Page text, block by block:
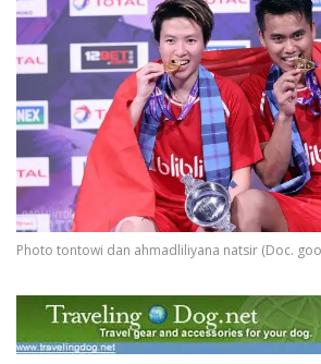
Photo tontowi dan ahmadliliyana natsir (Doc.